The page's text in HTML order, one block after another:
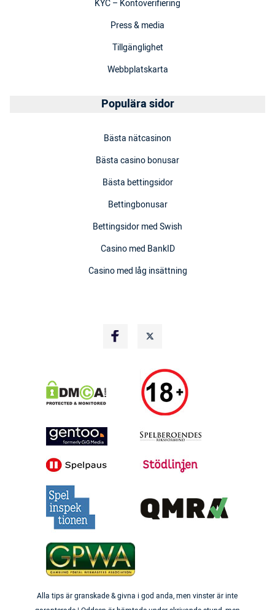
KYC – Kontoverifiering
Press & media
Tillgänglighet
Webbplatskarta
Populära sidor
Bästa nätcasinon
Bästa casino bonusar
Bästa bettingsidor
Bettingbonusar
Bettingsidor med Swish
Casino med BankID
Casino med låg insättning
Alla tips är granskade & givna i god anda, men vinster är inte